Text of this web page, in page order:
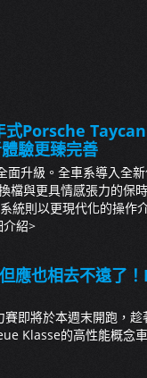
式Porsche
驗更臻完善
面升級。全車系導入全
檔與更具情感張力的保
統則以更現代化的操作
介紹>
應也相去不遠了
即將於本週末開跑，趁
Klasse的高性能概念